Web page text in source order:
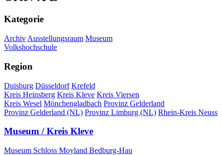
Kategorie
Archiv Ausstellungsraum Museum
Volkshochschule
Region
Duisburg Düsseldorf Krefeld
Kreis Heinsberg Kreis Kleve Kreis Viersen
Kreis Wesel Mönchengladbach Provinz Gelderland
Provinz Gelderland (NL) Provinz Limburg (NL) Rhein-Kreis Neuss
Museum / Kreis Kleve
Museum Schloss Moyland Bedburg-Hau